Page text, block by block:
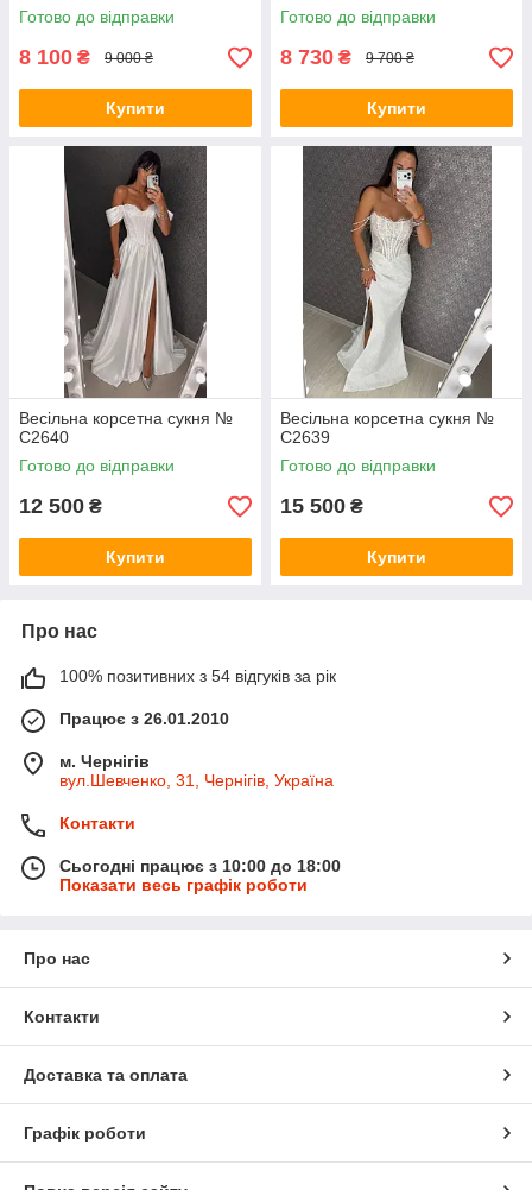
Готово до відправки
8 100 ₴ 9 000 ₴
Купити
Готово до відправки
8 730 ₴ 9 700 ₴
Купити
Весільна корсетна сукня №
C2640
Готово до відправки
12 500 ₴
Купити
Весільна корсетна сукня №
С2639
Готово до відправки
15 500 ₴
Купити
Про нас
100% позитивних з 54 відгуків за рік
Працює з 26.01.2010
м. Чернігів
вул.Шевченко, 31, Чернігів, Україна
Контакти
Сьогодні працює з 10:00 до 18:00
Показати весь графік роботи
Про нас
Контакти
Доставка та оплата
Графік роботи